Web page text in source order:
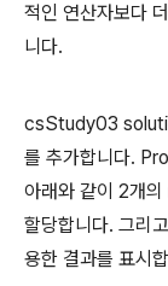
적인 연산자보다
니다.
csStudy03
를 추가합니다.
아래와 같이 2개
할당합니다. 그리
용한 결과를 표시